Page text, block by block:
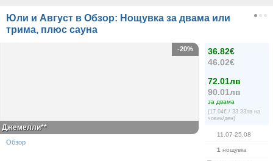
Юли и Август в Обзор: Нощувка за двама или
трима, плюс сауна
36.82€
46.02€
72.01лв
90.01лв
за двама
(17.04€ / 33.33лв на
човек/ден)
11.07-25.08
1 нощувка
-20%
Джемелли**
Обзор